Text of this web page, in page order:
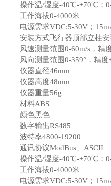
操作温/湿度-40℃-+70℃；
工作海拔0-4000米
电源需求VDC:5-30V；
安装方式飞行器顶部立柱
风速测量范围0-60m/s，精
风向测量范围0-359°，精度
仪器直径46mm
仪器高度48mm
仪器重量56g
材料ABS
颜色黑色
数字输出RS485
波特率4800-19200
通讯协议ModBus、ASCII
操作温/湿度-40℃-+70℃；
工作海拔0-4000米
电源需求VDC:5-30V；